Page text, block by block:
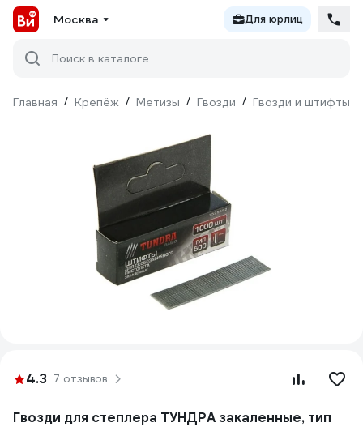
Москва Для юрлиц
Поиск в каталоге
Главная / Крепёж / Метизы / Гвозди / Гвозди и штифты
4.3 7 отзывов
Гвозди для степлера ТУНДРА закаленные, тип